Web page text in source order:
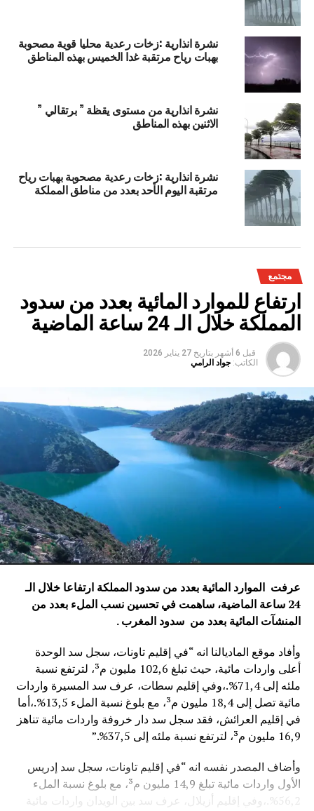
نشرة انذارية :زخات رعدية محليا قوية مصحوبة
بهبات رياح مرتقبة غدا الخميس بهذه المناطق
نشرة انذارية من مستوى يقظة ” برتقالي ”
الاثنين بهذه المناطق
نشرة انذارية :زخات رعدية مصحوبة بهبات رياح
مرتقبة اليوم الأحد بعدد من مناطق المملكة
مجتمع
ارتفاع للموارد المائية بعدد من سدود
المملكة خلال الـ 24 ساعة الماضية
قبل 6 أشهر بتاريخ 27 يناير 2026
الكاتب: جواد الرامي
عرفت الموارد المائية بعدد من سدود المملكة ارتفاعا خلال الـ
24 ساعة الماضية، ساهمت في تحسين نسب الملء بعدد من
المنشآت المائية بعدد من سدود المغرب .
وأفاد موقع الماديالنا انه “في إقليم تاونات، سجل سد الوحدة
أعلى واردات مائية، حيث تبلغ 102,6 مليون م³، لترتفع نسبة
ملئه إلى 71,4%.،وفي إقليم سطات، عرف سد المسيرة واردات
مائية تصل إلى 18,4 مليون م³، مع بلوغ نسبة الملء 13,5%.،أما
في إقليم العرائش، فقد سجل سد دار خروفة واردات مائية تناهز
16,9 مليون م³، لترتفع نسبة ملئه إلى 37,5%.”
وأضاف المصدر نفسه انه “في إقليم تاونات، سجل سد إدريس
الأول واردات مائية تبلغ 14,9 مليون م³، مع بلوغ نسبة الملء
56,2%.،وفي إقليم أزيلال، عرف سد بين الويدان واردات مائية